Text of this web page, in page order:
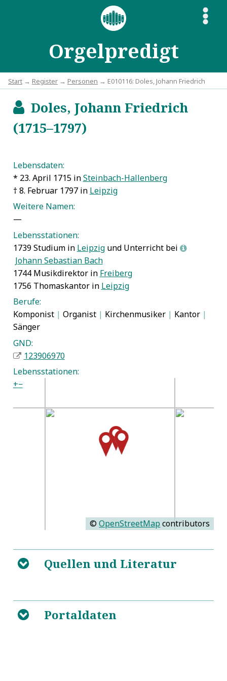
Orgelpredigt
S
Start → Register → Personen → E010116: Doles, Johann Friedrich
bDoles, Johann Friedrich
(1715–1797)
Lebensdaten:
* 23. April 1715 inSteinbach-Hallenberg
† 8. Februar 1797 in Leipzig
Weitere Namen:
—
Lebensstationen:
1739 Studium in Leipzigund Unterricht bei L
Johann Sebastian Bach
1744 Musikdirektor in Freiberg
1756 Thomaskantor in Leipzig
Berufe:
Komponist | Organist | Kirchenmusiker | Kantor |
Sänger
GND:
123906970
Lebensstationen:
+−
©OpenStreetMap contributors
B Quellen und Literatur
B Portaldaten